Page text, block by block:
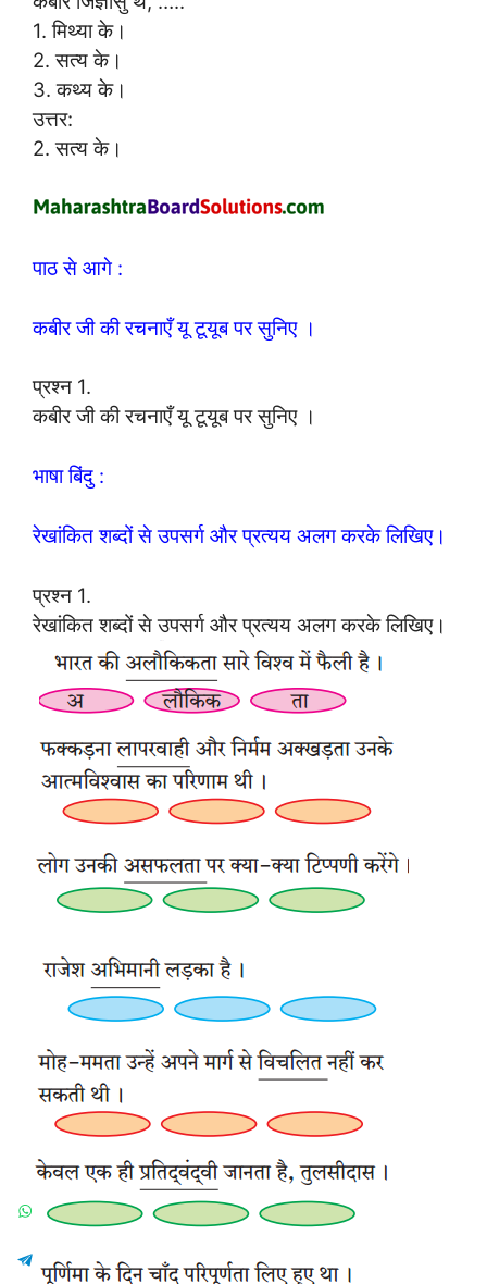
1. मिथ्या के।
2. सत्य के।
3. कथ्य के।
उत्तर:
2. सत्य के।
पाठ से आगे :
कबीर जी की रचनाएँ यू टूयूब पर सुनिए ।
प्रश्न 1.
कबीर जी की रचनाएँ यू टूयूब पर सुनिए ।
भाषा बिंदु :
रेखांकित शब्दों से उपसर्ग और प्रत्यय अलग करके लिखिए।
प्रश्न 1.
रेखांकित शब्दों से उपसर्ग और प्रत्यय अलग करके लिखिए।